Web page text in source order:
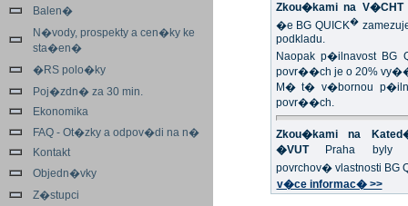
Balen�
N�vody, prospekty a cen�ky ke
sta�en�
�RS polo�ky
Poj�zdn� za 30 min.
Ekonomika
FAQ - Ot�zky a odpov�di na n�
Kontakt
Objedn�vky
Z�stupci
Zkou�kami na V�CHT
�e BG QUICK�
podkladu.
Naopak p�ilnavost BG
povr��ch je o 20%
M� t� v�bornou
povr��ch.
Zkou�kami na
�VUTPraha byly
povrchov� vlastnosti BG
v�ce informac� >>